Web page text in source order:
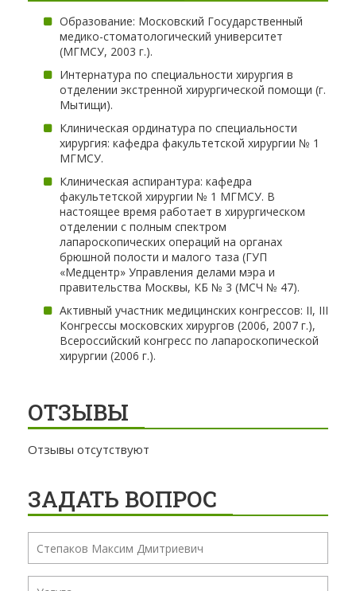
Образование: Московский Государственный
медико-стоматологический университет
(МГМСУ, 2003 г.).
Интернатура по специальности хирургия в
отделении экстренной хирургической помощи (г.
Мытищи).
Клиническая ординатура по специальности
хирургия: кафедра факультетской хирургии № 1
МГМСУ.
Клиническая аспирантура: кафедра
факультетской хирургии № 1 МГМСУ. В
настоящее время работает в хирургическом
отделении с полным спектром
лапароскопических операций на органах
брюшной полости и малого таза (ГУП
«Медцентр» Управления делами мэра и
правительства Москвы, КБ № 3 (МСЧ № 47).
Активный участник медицинских конгрессов: II, III
Конгрессы московских хирургов (2006, 2007 г.),
Всероссийский конгресс по лапароскопической
хирургии (2006 г.).
ОТЗЫВЫ
Отзывы отсутствуют
ЗАДАТЬ ВОПРОС